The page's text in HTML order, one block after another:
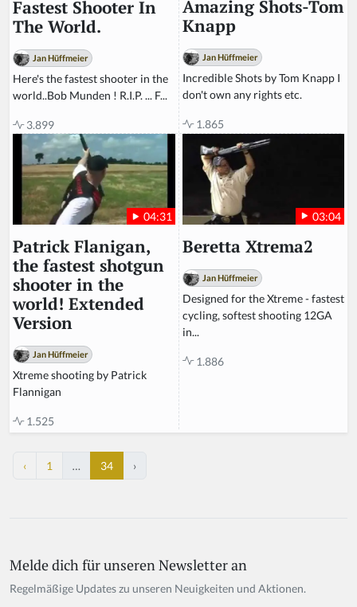
Fastest Shooter In
The World.
Jan Hüffmeier
Here's the fastest shooter in the
world..Bob Munden ! R.I.P. ... F...
3.899
Amazing Shots-Tom
Knapp
Jan Hüffmeier
Incredible Shots by Tom Knapp I
don't own any rights etc.
1.865
04:31
Patrick Flanigan,
the fastest shotgun
shooter in the
world! Extended
Version
Jan Hüffmeier
Xtreme shooting by Patrick
Flannigan
1.525
03:04
Beretta Xtrema2
Jan Hüffmeier
Designed for the Xtreme - fastest
cycling, softest shooting 12GA
in...
1.886
‹ 1 … 34 ›
Melde dich für unseren Newsletter an
Regelmäßige Updates zu unseren Neuigkeiten und Aktionen.